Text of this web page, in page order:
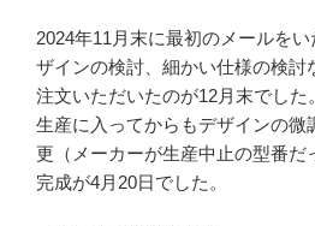
2024年11月末に最初のメールを
ザインの検討、細かい仕様の検討
注文いただいたのが12月末でした。
生産に入ってからもデザインの微
更（メーカーが生産中止の型番だ
完成が4月20日でした。